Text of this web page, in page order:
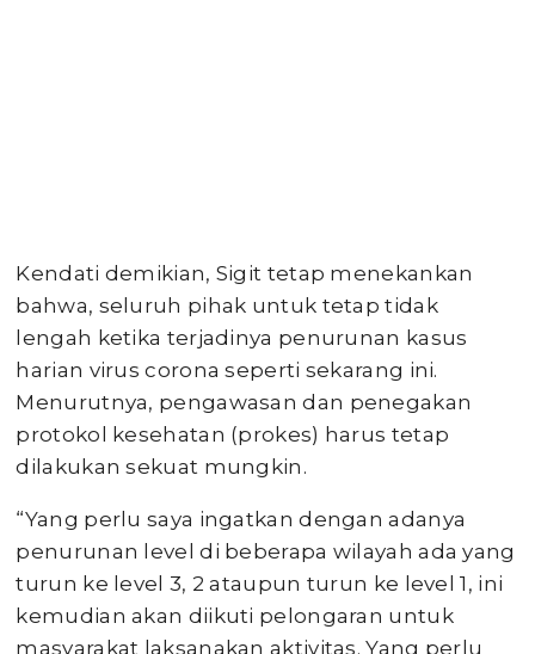
Kendati demikian, Sigit tetap menekankan
bahwa, seluruh pihak untuk tetap tidak
lengah ketika terjadinya penurunan kasus
harian virus corona seperti sekarang ini.
Menurutnya, pengawasan dan penegakan
protokol kesehatan (prokes) harus tetap
dilakukan sekuat mungkin.
“Yang perlu saya ingatkan dengan adanya
penurunan level di beberapa wilayah ada yang
turun ke level 3, 2 ataupun turun ke level 1, ini
kemudian akan diikuti pelongaran untuk
masyarakat laksanakan aktivitas. Yang perlu